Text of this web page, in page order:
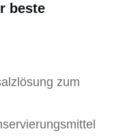
beste
zum